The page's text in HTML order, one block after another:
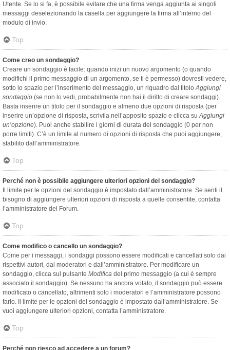
Utente. Se lo si fa, è possibile evitare che una firma venga aggiunta ai singoli
messaggi deselezionando la casella per aggiungere la firma all’interno del
modulo di invio.
Top
Come creo un sondaggio?
Creare un sondaggio è facile: quando inizi un nuovo argomento (o quando
modifichi il primo messaggio di un argomento, se ti è permesso) dovresti vedere,
sotto lo spazio per l’inserimento del messaggio, un riquadro dal titoloAggiungi
sondaggio (se non lo vedi, probabilmente non hai il diritto di creare sondaggi).
Basta inserire un titolo per il sondaggio e almeno due opzioni di risposta (per
inserire un’opzione di risposta, scrivila nell’apposito spazio e clicca suAggiungi
un’opzione). Puoi anche stabilire i giorni di durata del sondaggio (0 per non
porre limiti). C’è un limite al numero di opzioni di risposta che puoi aggiungere,
stabilito dall’amministratore.
Top
Perché non è possibile aggiungere ulteriori opzioni del sondaggio?
Il limite per le opzioni del sondaggio è impostato dall’amministratore. Se senti il
bisogno di aggiungere ulteriori opzioni di risposta a quelle consentite, contatta
l’amministratore del Forum.
Top
Come modifico o cancello un sondaggio?
Come per i messaggi, i sondaggi possono essere modificati e cancellati solo dai
rispettivi autori, dai moderatori e dall’amministratore. Per modificare un
sondaggio, clicca sul pulsante Modifica del primo messaggio (a cui è sempre
associato il sondaggio). Se nessuno ha ancora votato, il sondaggio può essere
modificato o cancellato, altrimenti solo i moderatori e l’amministratore possono
farlo. Il limite per le opzioni del sondaggio è impostato dall’amministratore. Se
vuoi aggiungere ulteriori opzioni, contatta l’amministratore.
Top
Perché non riesco ad accedere a un forum?